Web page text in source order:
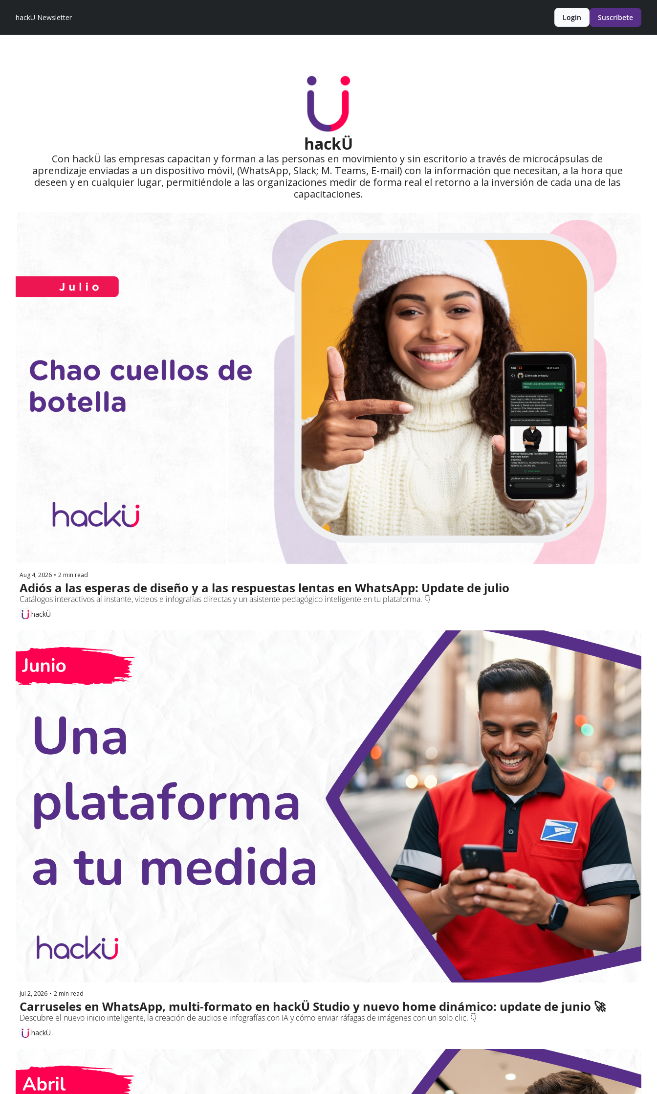
hackÜ Newsletter Login Suscríbete
hackÜ
Con hackÜ las empresas capacitan y forman a las personas en movimiento y sin escritorio a través de microcápsulas de
aprendizaje enviadas a un dispositivo móvil, (WhatsApp, Slack; M. Teams, E-mail) con la información que necesitan, a la hora que
deseen y en cualquier lugar, permitiéndole a las organizaciones medir de forma real el retorno a la inversión de cada una de las
capacitaciones.
Aug 4, 2026 • 2 min read
Adiós a las esperas de diseño y a las respuestas lentas en WhatsApp: Update de julio
Catálogos interactivos al instante, videos e infografías directas y un asistente pedagógico inteligente en tu plataforma. 👇
hackÜ
Jul 2, 2026 • 2 min read
Carruseles en WhatsApp, multi-formato en hackÜ Studio y nuevo home dinámico: update de junio 🚀
Descubre el nuevo inicio inteligente, la creación de audios e infografías con IA y cómo enviar ráfagas de imágenes con un solo clic. 👇
hackÜ